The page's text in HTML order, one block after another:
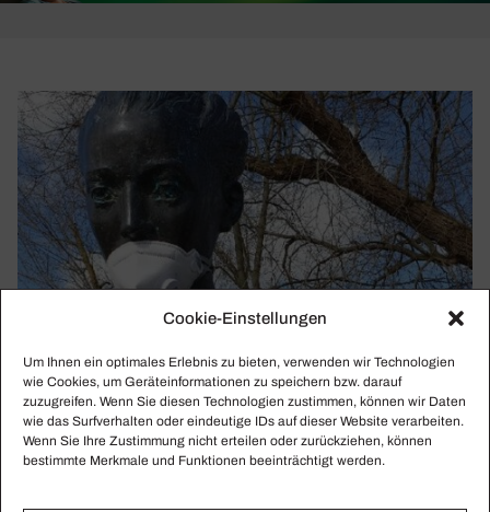
Cookie-Einstellungen
Um Ihnen ein optimales Erlebnis zu bieten, verwenden wir Technologien
wie Cookies, um Geräteinformationen zu speichern bzw. darauf
zuzugreifen. Wenn Sie diesen Technologien zustimmen, können wir Daten
wie das Surfverhalten oder eindeutige IDs auf dieser Website verarbeiten.
Wenn Sie Ihre Zustimmung nicht erteilen oder zurückziehen, können
bestimmte Merkmale und Funktionen beeinträchtigt werden.